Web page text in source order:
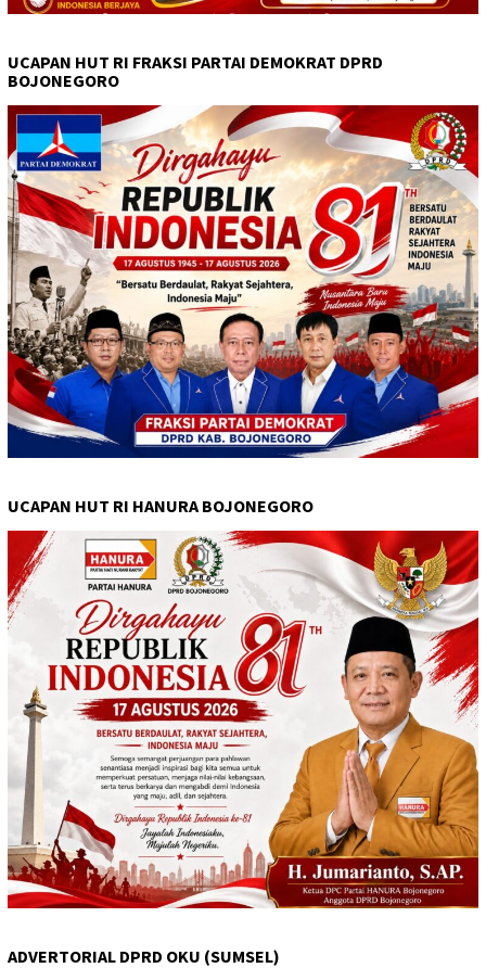
UCAPAN HUT RI FRAKSI PARTAI DEMOKRAT DPRD
BOJONEGORO
UCAPAN HUT RI HANURA BOJONEGORO
ADVERTORIAL DPRD OKU (SUMSEL)